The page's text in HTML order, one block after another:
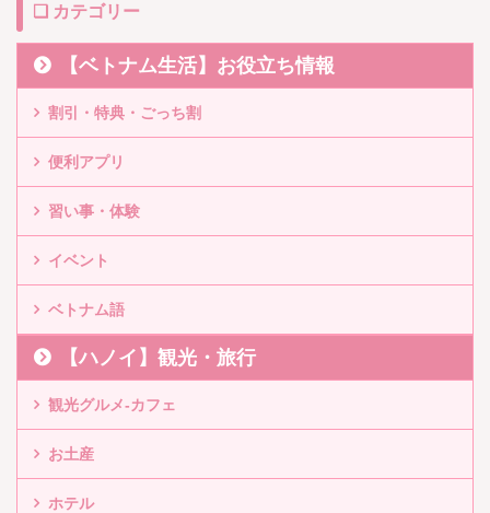
❏ カテゴリー
【ベトナム生活】お役立ち情報
割引・特典・ごっち割
便利アプリ
習い事・体験
イベント
ベトナム語
【ハノイ】観光・旅行
観光グルメ-カフェ
お土産
ホテル